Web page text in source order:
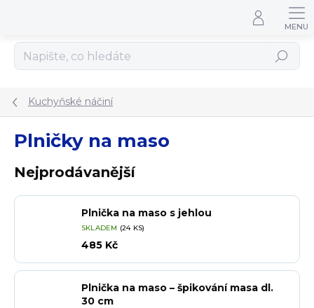
Hledat
Kuchyňské náčiní
Plničky na maso
Nejprodávanější
Plnička na maso s jehlou
SKLADEM (24 KS)
485 Kč
Plnička na maso – špikování masa dl.
30 cm